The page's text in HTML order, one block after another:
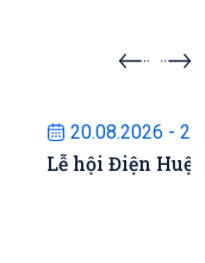
20.08.2026 -
Lễ hội Điện Huệ